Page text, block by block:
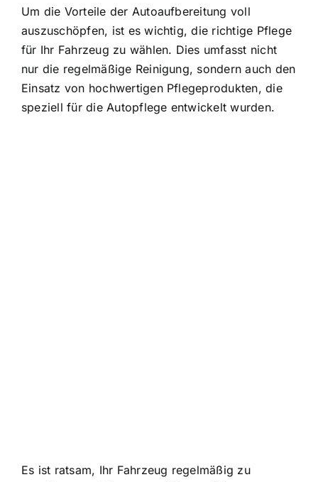
Um die Vorteile der Autoaufbereitung voll
auszuschöpfen, ist es wichtig, die richtige Pflege
für Ihr Fahrzeug zu wählen. Dies umfasst nicht
nur die regelmäßige Reinigung, sondern auch den
Einsatz von hochwertigen Pflegeprodukten, die
speziell für die Autopflege entwickelt wurden.
Es ist ratsam, Ihr Fahrzeug regelmäßig zu